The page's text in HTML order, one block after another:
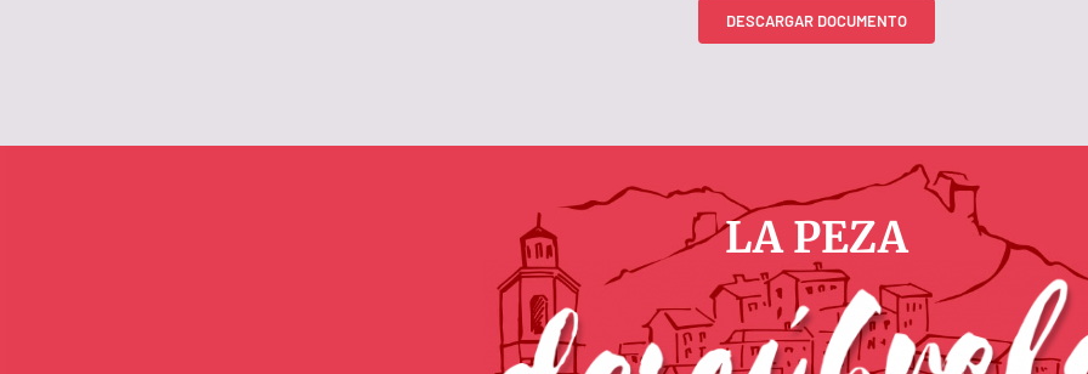
DESCARGAR DOCUMENTO
LA PEZA